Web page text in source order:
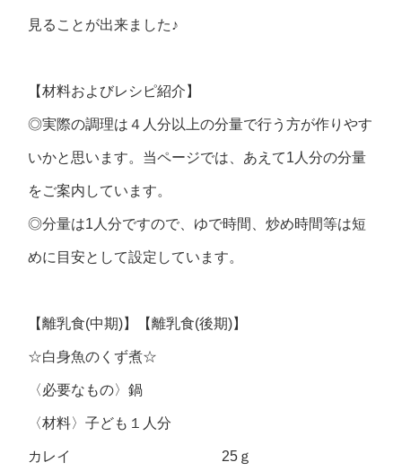
見ることが出来ました♪
【材料およびレシピ紹介】
◎実際の調理は４人分以上の分量で行う方が作りやす
いかと思います。当ページでは、あえて1人分の分量
をご案内しています。
◎分量は1人分ですので、ゆで時間、炒め時間等は短
めに目安として設定しています。
【離乳食(中期)】【離乳食(後期)】
☆白身魚のくず煮☆
〈必要なもの〉鍋
〈材料〉子ども１人分
カレイ 25ｇ